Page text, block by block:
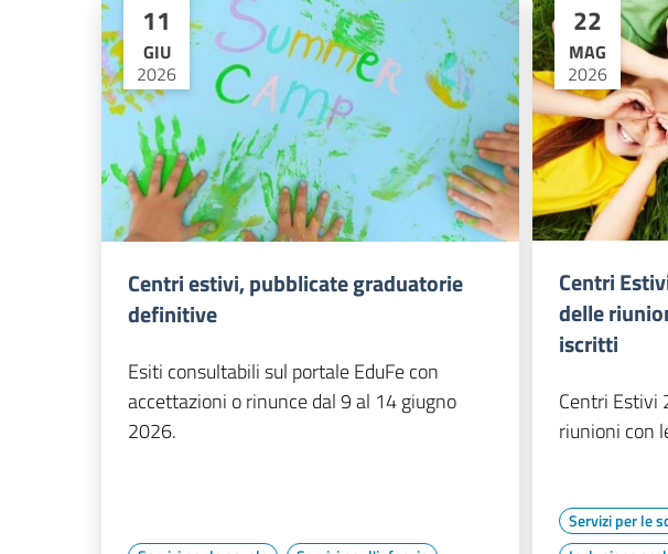
11
GIU
2026
Centri estivi, pubblicate graduatorie
definitive
Esiti consultabili sul portale EduFe con
accettazioni o rinunce dal 9 al 14 giugno
2026.
22
MAG
2026
Centri
delle
iscritti
Centri Estivi
riunioni con
Servizi per le